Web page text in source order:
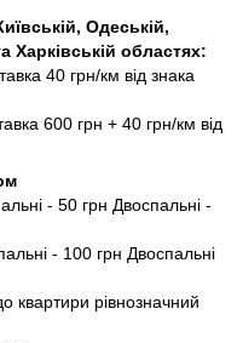
Одеській,
Харківській областях:
40 грн/км від знака
600 грн + 40 грн/км від
- 50 грн Двоспальні -
- 100 грн Двоспальні
квартири рівнозначний